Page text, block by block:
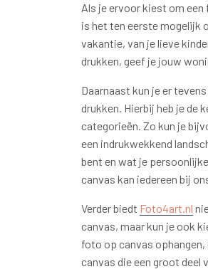
Als je ervoor kiest om
is het ten eerste mogelijk
vakantie, van je lieve
drukken, geef je jouw
Daarnaast kun je er
drukken. Hierbij heb je de
categorieën. Zo kun je
een indrukwekkend
bent en wat je
canvas kan iedereen bij
Verder biedt Foto4art.nl
canvas, maar kun je ook
foto op canvas
canvas die een groot